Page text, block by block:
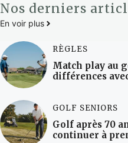
Nos derniers
En voir plus
RÈGLES
Match play au
différences
GOLF SENIORS
Golf après 70
continuer à